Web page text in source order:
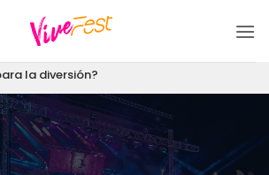
la diversión?